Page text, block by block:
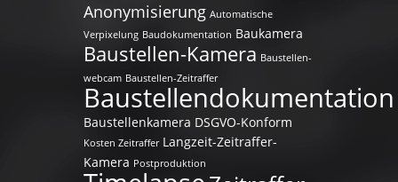
Anonymisierung Automatische
Verpixelung Baudokumentation Baukamera
Baustellen-Kamera Baustellen-
webcam Baustellen-Zeitraffer
Baustellendokumentation
Baustellenkamera DSGVO-Konform
Kosten Zeitraffer Langzeit-Zeitraffer-
Kamera Postproduktion